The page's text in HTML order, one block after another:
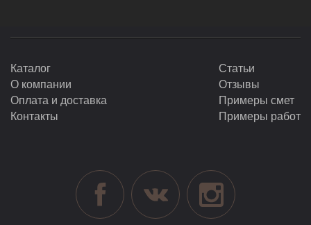
Каталог
О компании
Оплата и доставка
Контакты
Статьи
Отзывы
Примеры смет
Примеры работ